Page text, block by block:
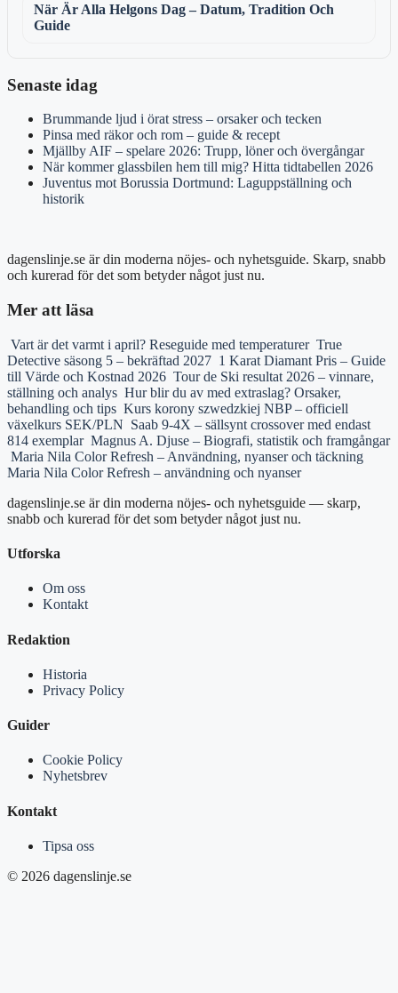
När Är Alla Helgons Dag – Datum, Tradition Och
Guide
Senaste idag
Brummande ljud i örat stress – orsaker och tecken
Pinsa med räkor och rom – guide & recept
Mjällby AIF – spelare 2026: Trupp, löner och övergångar
När kommer glassbilen hem till mig? Hitta tidtabellen 2026
Juventus mot Borussia Dortmund: Laguppställning och
historik
dagenslinje.se är din moderna nöjes- och nyhetsguide. Skarp, snabb
och kurerad för det som betyder något just nu.
Mer att läsa
Vart är det varmt i april? Reseguide med temperaturer True
Detective säsong 5 – bekräftad 2027 1 Karat Diamant Pris – Guide
till Värde och Kostnad 2026 Tour de Ski resultat 2026 – vinnare,
ställning och analys Hur blir du av med extraslag? Orsaker,
behandling och tips Kurs korony szwedzkiej NBP – officiell
växelkurs SEK/PLN Saab 9-4X – sällsynt crossover med endast
814 exemplar Magnus A. Djuse – Biografi, statistik och framgångar
Maria Nila Color Refresh – Användning, nyanser och täckning
Maria Nila Color Refresh – användning och nyanser
dagenslinje.se är din moderna nöjes- och nyhetsguide — skarp,
snabb och kurerad för det som betyder något just nu.
Utforska
Om oss
Kontakt
Redaktion
Historia
Privacy Policy
Guider
Cookie Policy
Nyhetsbrev
Kontakt
Tipsa oss
© 2026 dagenslinje.se